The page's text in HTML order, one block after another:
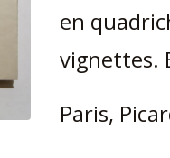
en
vignettes.
Paris,